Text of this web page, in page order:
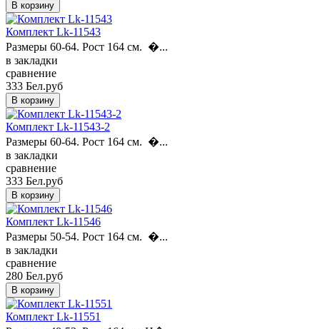
Комплект Lk-11543
Размеры 60-64. Рост 164 см. �...
в закладки
сравнение
333 Бел.руб
Комплект Lk-11543-2
Размеры 60-64. Рост 164 см. �...
в закладки
сравнение
333 Бел.руб
Комплект Lk-11546
Размеры 50-54. Рост 164 см. �...
в закладки
сравнение
280 Бел.руб
Комплект Lk-11551